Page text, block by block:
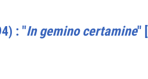
: "In gemino certamine"